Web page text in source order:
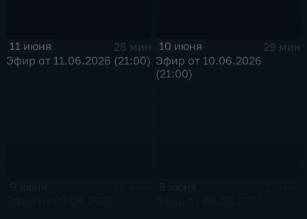
11 июня
28 мин
Эфир от 11.06.2026 (21:00)
10 июня
29 мин
Эфир от 10.06.2026
(21:00)